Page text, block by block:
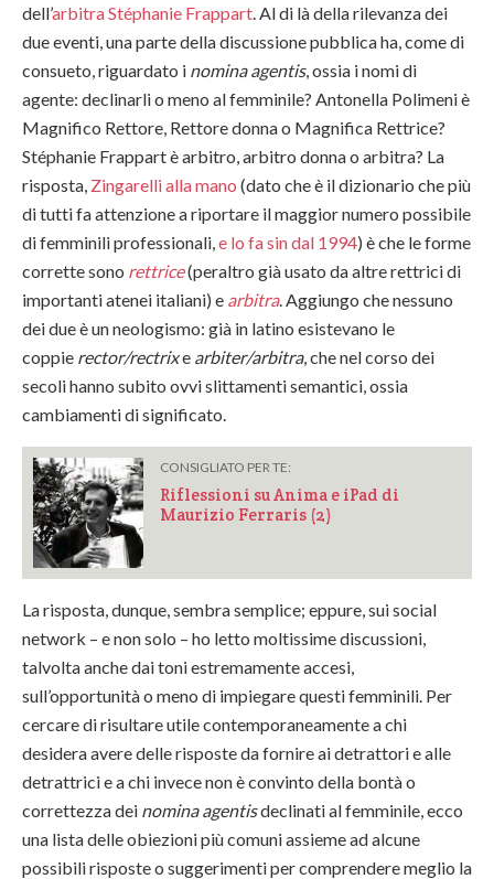
dell’arbitra Stéphanie Frappart . Al di là della rilevanza dei
due eventi, una parte della discussione pubblica ha, come di
consueto, riguardato i nomina agentis, ossia i nomi di
agente: declinarli o meno al femminile? Antonella Polimeni è
Magnifico Rettore, Rettore donna o Magnifica Rettrice?
Stéphanie Frappart è arbitro, arbitro donna o arbitra? La
risposta, Zingarelli alla mano (dato che è il dizionario che più
di tutti fa attenzione a riportare il maggior numero possibile
di femminili professionali, e lo fa sin dal 1994) è che le forme
corrette sono rettrice(peraltro già usato da altre rettrici di
importanti atenei italiani) e arbitra. Aggiungo che nessuno
dei due è un neologismo: già in latino esistevano le
coppie rector/rectrixe arbiter/arbitra, che nel corso dei
secoli hanno subito ovvi slittamenti semantici, ossia
cambiamenti di significato.
CONSIGLIATO PER TE:
Riflessioni su Anima e iPad di
Maurizio Ferraris (2)
La risposta, dunque, sembra semplice; eppure, sui social
network – e non solo – ho letto moltissime discussioni,
talvolta anche dai toni estremamente accesi,
sull’opportunità o meno di impiegare questi femminili. Per
cercare di risultare utile contemporaneamente a chi
desidera avere delle risposte da fornire ai detrattori e alle
detrattrici e a chi invece non è convinto della bontà o
correttezza dei nomina agentisdeclinati al femminile, ecco
una lista delle obiezioni più comuni assieme ad alcune
possibili risposte o suggerimenti per comprendere meglio la